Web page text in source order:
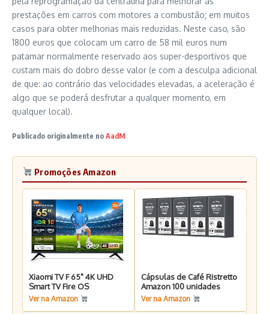
prestações em carros com motores a combustão; em muitos
casos para obter melhorias mais reduzidas. Neste caso, são
1800 euros que colocam um carro de 58 mil euros num
patamar normalmente reservado aos super-desportivos que
custam mais do dobro desse valor (e com a desculpa adicional
de que: ao contrário das velocidades elevadas, a aceleração é
algo que se poderá desfrutar a qualquer momento, em
qualquer local).
Publicado originalmente no AadM
Promoções Amazon
Xiaomi TV F 65" 4K UHD
Smart TV Fire OS
Ver na Amazon
Cápsulas de Café Ristretto
Amazon 100 unidades
Ver na Amazon